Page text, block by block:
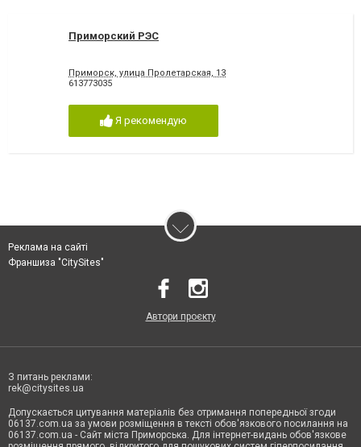
Приморский РЭС
Приморск, улица Пролетарская, 13
613773035
Я рекомендую
Реклама на сайті
Франшиза "CitySites"
Автори проєкту
З питань реклами:
rek@citysites.ua
Допускається цитування матеріалів без отримання попередньої згоди
06137.com.ua за умови розміщення в тексті обов'язкового посилання на
06137.com.ua - Сайт міста Приморська. Для інтернет-видань обов'язкове